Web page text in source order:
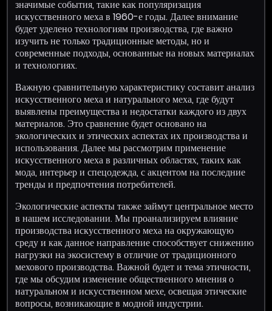
значимые события, такие как популяризация
искусственного меха в 1960-е годы. Далее внимание
будет уделено технологиям производства, где важно
изучить не только традиционные методы, но и
современные подходы, основанные на новых материалах
и технологиях.
Важную сравнительную характеристику составит анализ
искусственного меха и натурального меха, где будут
выявлены преимущества и недостатки каждого из двух
материалов. Это сравнение будет основано на
экологических и этических аспектах их производства и
использования. Далее мы рассмотрим применение
искусственного меха в различных областях, таких как
мода, интерьер и спецодежда, с акцентом на последние
тренды и предпочтения потребителей.
Экологические аспекты также займут центральное место
в нашем исследовании. Мы проанализируем влияние
производства искусственного меха на окружающую
среду и как данное направление способствует снижению
нагрузки на экосистему в отличие от традиционного
мехового производства. Важной будет и тема этичности,
где мы обсудим изменение общественного мнения о
натуральном и искусственном мехе, освещая этические
вопросы, возникающие в модной индустрии.